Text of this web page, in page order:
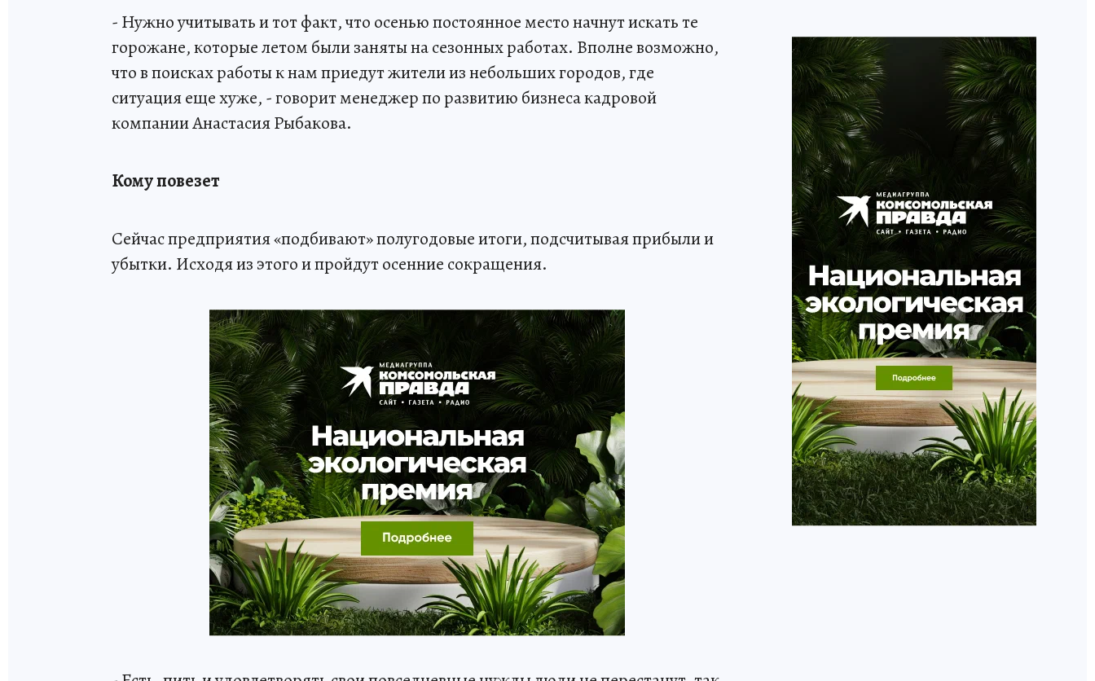
- Нужно учитывать и тот факт, что осенью постоянное место начнут искать те
горожане, которые летом были заняты на сезонных работах. Вполне возможно,
что в поисках работы к нам приедут жители из небольших городов, где
ситуация еще хуже, - говорит менеджер по развитию бизнеса кадровой
компании Анастасия Рыбакова.
Кому повезет
Сейчас предприятия «подбивают» полугодовые итоги, подсчитывая прибыли и
убытки. Исходя из этого и пройдут осенние сокращения.